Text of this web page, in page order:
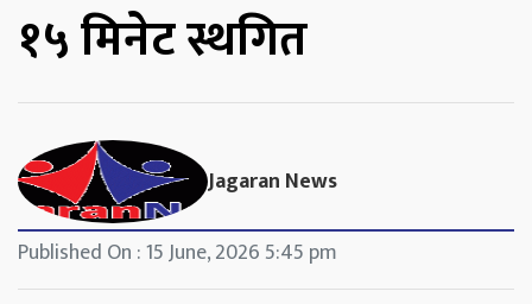
१५ मिनेट स्थगित
Jagaran News
Published On : 15 June, 2026 5:45 pm